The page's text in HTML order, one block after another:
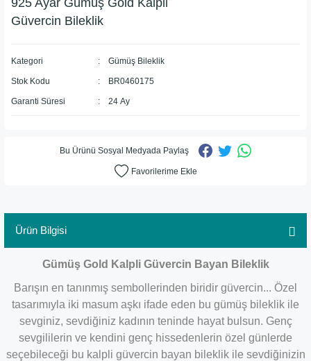
925 Ayar Gümüş Gold Kalpli
Güvercin Bileklik
Kategori Gümüş Bileklik
Stok Kodu BR0460175
Garanti Süresi 24 Ay
Bu Ürünü Sosyal Medyada Paylaş
Ürün Bilgisi
Gümüş Gold Kalpli Güvercin Bayan Bileklik
Barışın en tanınmış sembollerinden biridir güvercin... Özel
tasarımıyla iki masum aşkı ifade eden bu gümüş bileklik ile
sevginiz, sevdiğiniz kadının teninde hayat bulsun. Genç
sevgililerin ve kendini genç hissedenlerin özel günlerde
seçebileceği bu kalpli güvercin bayan bileklik ile sevdiğinizin